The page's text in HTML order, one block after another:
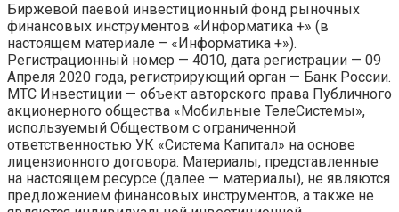
Биржевой паевой инвестиционный фонд рыночных
финансовых инструментов «Информатика +» (в
настоящем материале – «Информатика +»).
Регистрационный номер — 4010, дата регистрации — 09
Апреля 2020 года, регистрирующий орган — Банк России.
МТС Инвестиции — объект авторского права Публичного
акционерного общества «Мобильные ТелеСистемы»,
используемый Обществом с ограниченной
ответственностью УК «Система Капитал» на основе
лицензионного договора. Материалы, представленные
на настоящем ресурсе (далее — материалы), не являются
предложением финансовых инструментов, а также не